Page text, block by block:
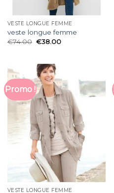
VESTE LONGUE FEMME
veste longue femme
€74.00 €38.00
Promo !
VESTE LONGUE FEMME